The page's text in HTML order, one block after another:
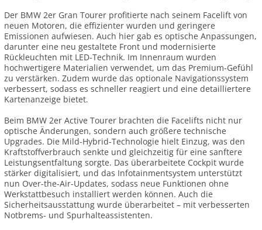
Der BMW 2er Gran Tourer profitierte nach seinem Facelift von
neuen Motoren, die effizienter wurden und geringere
Emissionen aufwiesen. Auch hier gab es optische Anpassungen,
darunter eine neu gestaltete Front und modernisierte
Rückleuchten mit LED-Technik. Im Innenraum wurden
hochwertigere Materialien verwendet, um das Premium-Gefühl
zu verstärken. Zudem wurde das optionale Navigationssystem
verbessert, sodass es schneller reagiert und eine detailliertere
Kartenanzeige bietet.
Beim BMW 2er Active Tourer brachten die Facelifts nicht nur
optische Änderungen, sondern auch größere technische
Upgrades. Die Mild-Hybrid-Technologie hielt Einzug, was den
Kraftstoffverbrauch senkte und gleichzeitig für eine sanftere
Leistungsentfaltung sorgte. Das überarbeitete Cockpit wurde
stärker digitalisiert, und das Infotainmentsystem unterstützt
nun Over-the-Air-Updates, sodass neue Funktionen ohne
Werkstattbesuch installiert werden können. Auch die
Sicherheitsausstattung wurde überarbeitet – mit verbesserten
Notbrems- und Spurhalteassistenten.